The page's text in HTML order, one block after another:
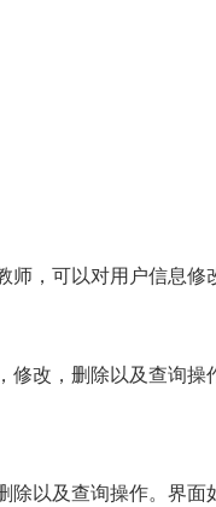
，可以对用户信息
修改，删除以及查询操
除以及查询操作。界面